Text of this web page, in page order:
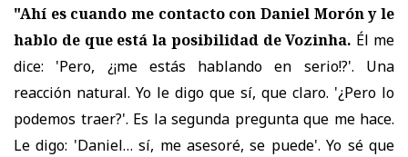
"Ahí es cuando me contacto con Daniel Morón y le
hablo de que está la posibilidad de Vozinha. Él me
dice: 'Pero, ¿¡me estás hablando en serio!?'. Una
reacción natural. Yo le digo que sí, que claro. '¿Pero lo
podemos traer?'. Es la segunda pregunta que me hace.
Le digo: 'Daniel… sí, me asesoré, se puede'. Yo sé que